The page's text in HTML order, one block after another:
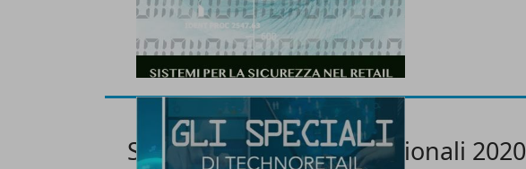
Speciale Software e Gestionali 2020